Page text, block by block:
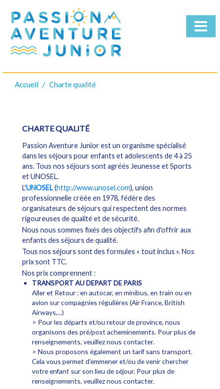
Qui
Séjours
Télécharger
brochure
Accueil Charte qualité
CHARTE QUALITÉ
Passion Aventure Junior est un organisme spécialisé
dans les séjours pour enfants et adolescents de 4 à 25
ans. Tous nos séjours sont agréés Jeunesse et Sports
et UNOSEL.
L'UNOSEL(http://www.unosel.com), union
professionnelle créée en 1978, fédère des
organisateurs de séjours qui respectent des normes
rigoureuses de qualité et de sécurité.
Nous nous sommes fixés des objectifs afin d'offrir aux
enfants des séjours de qualité.
Tous nos séjours sont des formules « tout inclus ». Nos
prix sont TTC.
Nos prix comprennent :
TRANSPORT AU DEPART DE PARIS
Aller et Retour : en autocar, en minibus, en train ou en
avion sur compagnies régulières (Air France, British
Airways,...)
> Pour les départs et/ou retour de province, nous
organisons des pré/post acheminements. Pour plus de
renseignements, veuillez nous contacter.
> Nous proposons également un tarif sans transport.
Cela vous permet d’emmener et/ou de venir chercher
votre enfant sur son lieu de séjour. Pour plus de
renseignements, veuillez nous contacter.